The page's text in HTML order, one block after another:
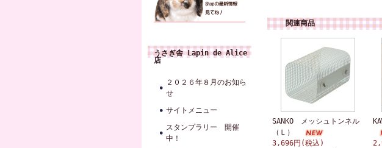
うさぎ舎 Lapin de Alice
店
２０２６年８月のお知ら
せ
サイトメニュー
スタンプラリー 開催
中！
関連商品
SANKO メッシュトンネル
（Ｌ）
3,696円(税込)